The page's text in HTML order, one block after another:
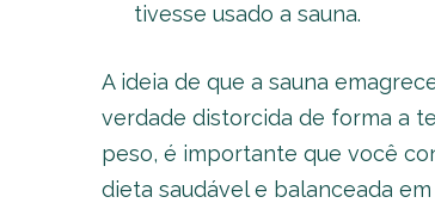
tivesse usado a sauna.
A ideia de que a sauna
verdade distorcida de forma a
peso, é importante que você
dieta saudável e balanceada